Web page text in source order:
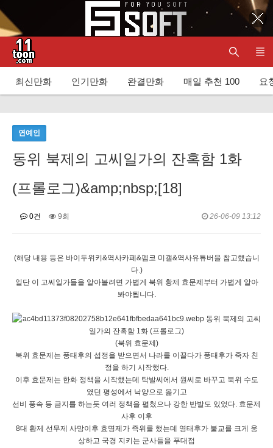
최신만화 인기만화 완결만화 매일 추천 100 요
연예인
동위 북제의 고씨일가의 잔혹함 1화
(프롤로그)&amp;nbsp;[18]
0건 9회 26-06-09 13:12
(해당 내용 등은 바이두위키&역사카페&펨코 미갤&역사유튜버을 참고했습니
다.)
일단 이 고씨일가들을 알아볼려면 가볍게 북위 황제 효문제부터 가볍게 알아
봐야됩니다.
(북위 효문제)
북위 효문제는 풍태후의 섭정을 받으면서 나라를 이끌다가 풍태후가 죽자 친
정을 하기 시작했다.
이후 효문제는 한화 정책을 시작했는데 탁발씨에서 원씨로 바꾸고 북위 수도
였던 평성에서 낙양으로 옮기고
선비 풍속 등 금지를 하는듯 여러 정책을 펼첬으나 강한 반발도 있었다. 효문제
사후 이후
8대 황제 선무제 사망이후 효명제가 즉위를 했는데 영태후가 불교를 크게 웅
상하고 국경 지키는 군사들을 푸대접